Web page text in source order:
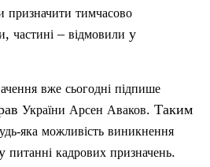
призначити тимчасово
, частині – відмовили у
вже сьогодні підпише
України Арсен Аваков. Таким
яка можливість виникнення
питанні кадрових призначень.